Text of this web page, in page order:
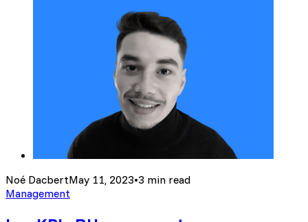
Noé DacbertMay 11, 2023•3 min read
Management